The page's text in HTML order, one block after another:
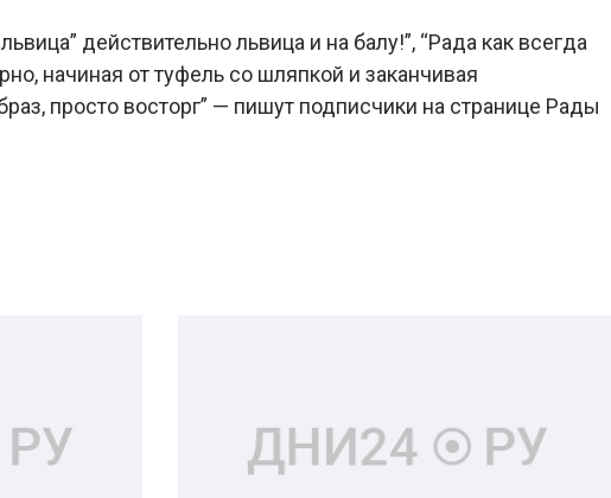
действительно львица и на балу!”, “Рада как всегда
начиная от туфель со шляпкой и заканчивая
просто восторг” — пишут подписчики на странице Рады